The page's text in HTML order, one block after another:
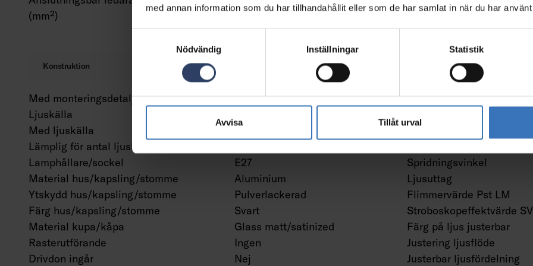
med annan information som du har tillhandahållit eller som de har samlat in när du har
Nödvändig
Inställningar Statistik
Avvisa Tillåt urval
(mm²)
Konstruktion
Med monteringsdetaljer
Ja
Ljuskälla
Med ljuskälla
Nej
Lämplig för antal ljuskällor
Lamphållare/sockel
E27
Material hus/kapsling/stomme
Aluminium
Ytskydd hus/kapsling/stomme
Pulverlackerad
Färg hus/kapsling/stomme
Svart
Material kupa/kåpa
Glass matt/satinized
Rasterutförande
Ingen
Drivdon ingår
Nej
Kompatibel med Google
Kompatibel med Amazon
Med stöd för IFTTT
Fotometriska data
Ljusfördelare/spridare
Spridningsvinkel
Ljusuttag
Flimmervärde Pst LM
Stroboskopeffektvärde
Färg på ljus justerbar
Justering ljusflöde
Justerbar ljusfördelning